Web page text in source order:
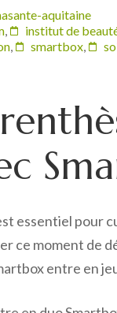
aquitaine
, institut de
, smartbox,
essentiel pour
ce moment de
entre en